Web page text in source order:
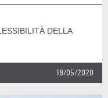
DELLA
18/05/2020